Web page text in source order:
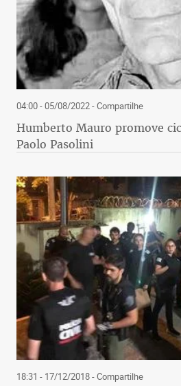
04:00 - 05/08/2022- Compartilhe
Humberto Mauro promove
Paolo Pasolini
18:31 - 17/12/2018- Compartilhe